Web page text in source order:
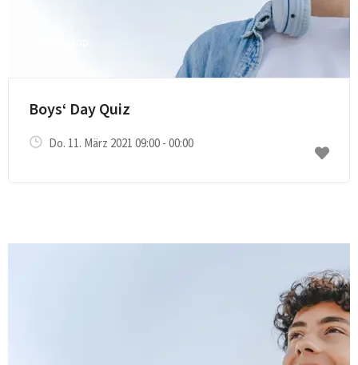
Boys‘ Day Quiz
Do. 11. März 2021 09:00 - 00:00